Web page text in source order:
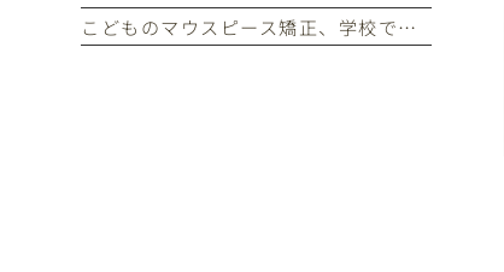
こどものマウスピース矯正、学校でどう管理する？ 失くすのを防ぐポイント